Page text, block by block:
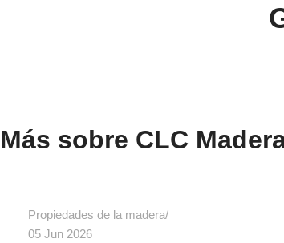
Más sobre CLC
Juan Atria Rosselot
Propiedades de la madera
05 Jun 2026